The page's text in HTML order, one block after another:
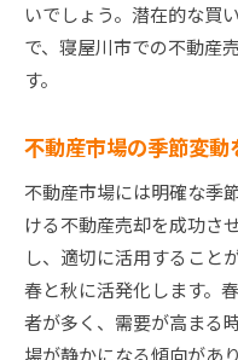
いでしょう。潜在的な買
で、寝屋川市での不動産
す。
不動産市場の季節変動
不動産市場には明確な季
ける不動産売却を成功さ
し、適切に活用すること
春と秋に活発化します。
者が多く、需要が高まる
場が静かになる傾向があ